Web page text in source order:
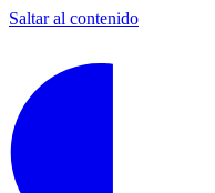
Saltar al contenido